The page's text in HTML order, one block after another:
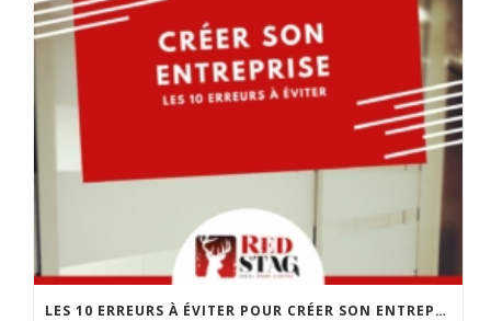
LES 10 ERREURS À ÉVITER POUR CRÉER SON ENTREPRISE